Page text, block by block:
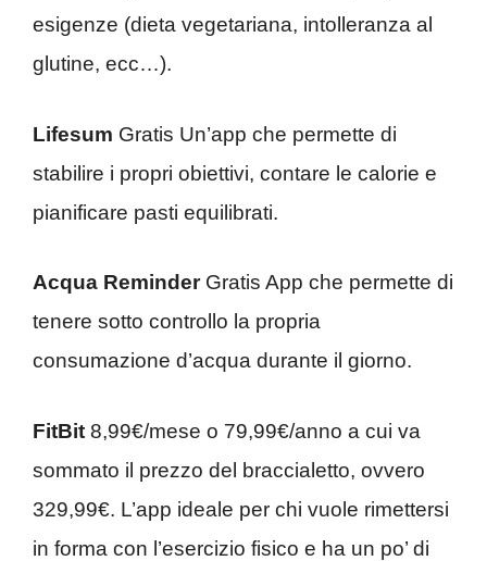
esigenze (dieta vegetariana, intolleranza al
glutine, ecc…).
Lifesum Gratis Un’app che permette di
stabilire i propri obiettivi, contare le calorie e
pianificare pasti equilibrati.
Acqua ReminderGratis App che permette di
tenere sotto controllo la propria
consumazione d’acqua durante il giorno.
FitBit 8,99€/mese o 79,99€/anno a cui va
sommato il prezzo del braccialetto, ovvero
329,99€. L’app ideale per chi vuole rimettersi
in forma con l’esercizio fisico e ha un po’ di